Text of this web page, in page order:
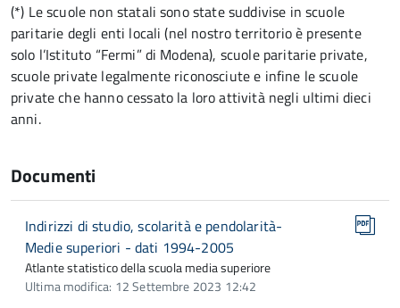
(*) Le scuole non statali sono state suddivise in scuole
paritarie degli enti locali (nel nostro territorio è presente
solo l’Istituto “Fermi” di Modena), scuole paritarie private,
scuole private legalmente riconosciute e infine le scuole
private che hanno cessato la loro attività negli ultimi dieci
anni.
Documenti
Indirizzi di studio, scolarità e pendolarità-
Medie superiori - dati 1994-2005
Atlante statistico della scuola media superiore
Ultima modifica: 12 Settembre 2023 12:42